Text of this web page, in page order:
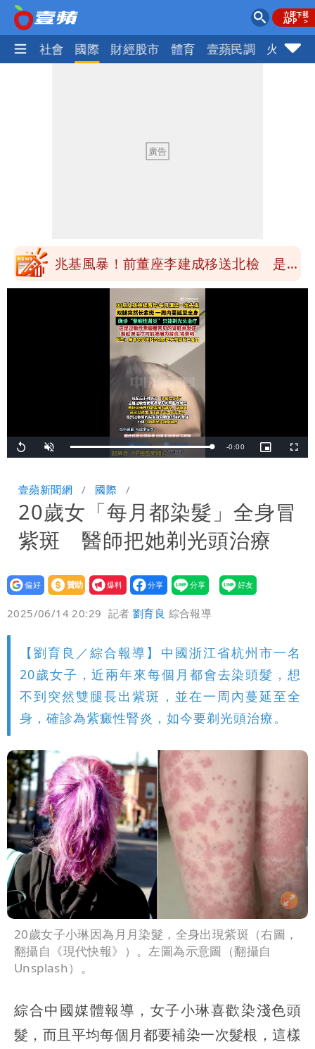
政治 社會 國際 財經股市 體育 壹蘋民調 火線話
很多謹慎判斷當時未被理解
陳時中給沈伯洋「3個建議」：別因選市
中哪來勇氣要別人道歉
兆基風暴！前董座李建成移送北檢 是否
聲押？交保？複訊後揭曉
慈濟買BNT遭詐10億元 蔡英文：政府
很多謹慎判斷當時未被理解
陳時中給沈伯洋「3個建議」：別因選市
長變猙獰，否則就跟對手一樣
Replay Unmute Loaded:
100.00%
Remaining
-0:00
Picture-
in-
壹蘋新聞網 國際
20歲女「每月都染髮」全身冒
紫斑 醫師把她剃光頭治療
設為
贊助
我要
爆料
2025/06/14 20:29 記者劉育良 綜合報導
【劉育良／綜合報導】中國浙江省杭州市一名
20歲女子，近兩年來每個月都會去染頭髮，想
不到突然雙腿長出紫斑，並在一周內蔓延至全
身，確診為紫癜性腎炎，如今要剃光頭治療。
20歲女子小琳因為月月染髮，全身出現紫斑（右圖，
翻攝自《現代快報》）。左圖為示意圖（翻攝自
Unsplash）。
綜合中國媒體報導，女子小琳喜歡染淺色頭
髮，而且平均每個月都要補染一次髮根，這樣